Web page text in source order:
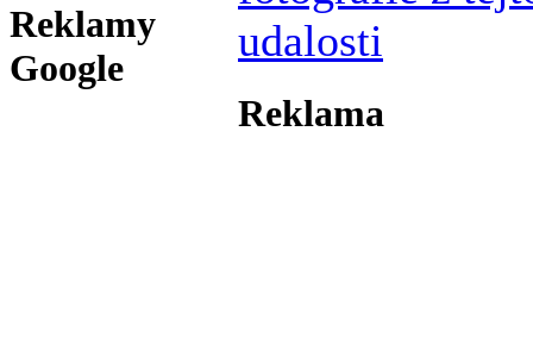
Reklamy
Google
Reklama